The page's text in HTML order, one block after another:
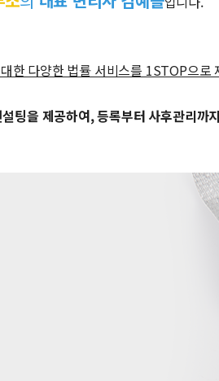
한 다양한 법률 서비스를 1STOP으로
팅을 제공하여, 등록부터 사후관리까